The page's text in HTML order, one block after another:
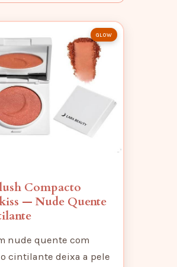
GLOW
Compacto
— Nude Quente
nude quente com
cintilante deixa a pele